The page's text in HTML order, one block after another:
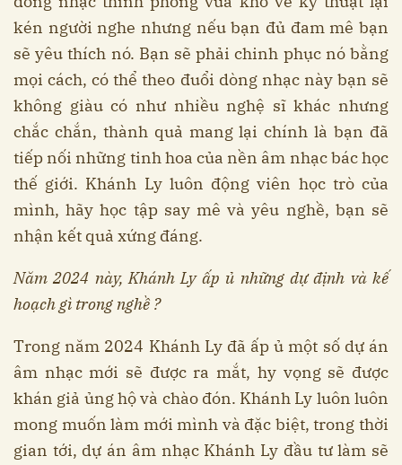
kén người nghe nhưng nếu bạn đủ đam mê bạn
sẽ yêu thích nó. Bạn sẽ phải chinh phục nó bằng
mọi cách, có thể theo đuổi dòng nhạc này bạn sẽ
không giàu có như nhiều nghệ sĩ khác nhưng
chắc chắn, thành quả mang lại chính là bạn đã
tiếp nối những tinh hoa của nền âm nhạc bác học
thế giới. Khánh Ly luôn động viên học trò của
mình, hãy học tập say mê và yêu nghề, bạn sẽ
nhận kết quả xứng đáng.
Năm 2024 này, Khánh Ly ấp ủ những dự định và kế
hoạch gì trong nghề ?
Trong năm 2024 Khánh Ly đã ấp ủ một số dự án
âm nhạc mới sẽ được ra mắt, hy vọng sẽ được
khán giả ủng hộ và chào đón. Khánh Ly luôn luôn
mong muốn làm mới mình và đặc biệt, trong thời
gian tới, dự án âm nhạc Khánh Ly đầu tư làm sẽ